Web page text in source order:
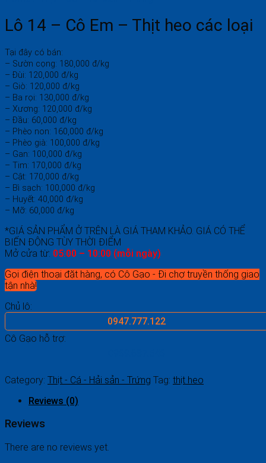
Lô 14 – Cô Em – Thịt heo các loại
Tại đây có bán:
– Sườn cọng: 180,000 đ/kg
– Đùi: 120,000 đ/kg
– Giò: 120,000 đ/kg
– Ba rọi: 130,000 đ/kg
– Xương: 120,000 đ/kg
– Đầu: 60,000 đ/kg
– Phèo non: 160,000 đ/kg
– Phèo già: 100,000 đ/kg
– Gan: 100,000 đ/kg
– Tim: 170,000 đ/kg
– Cật: 170,000 đ/kg
– Bì sạch: 100,000 đ/kg
– Huyết: 40,000 đ/kg
– Mỡ: 60,000 đ/kg
*GIÁ SẢN PHẨM Ở TRÊN LÀ GIÁ THAM KHẢO. GIÁ CÓ THỂ
BIẾN ĐỘNG TÙY THỜI ĐIỂM
Mở cửa từ: 05:00 – 10:00 (mỗi ngày)
Gọi điện thoại đặt hàng, có Cô Gạo - Đi chợ truyền thống giao
tận nhà!
Chủ lô:
0947.777.122
Cô Gạo hỗ trợ:
Category: Thịt - Cá - Hải sản - Trứng Tag: thịt heo
Reviews (0)
Reviews
There are no reviews yet.